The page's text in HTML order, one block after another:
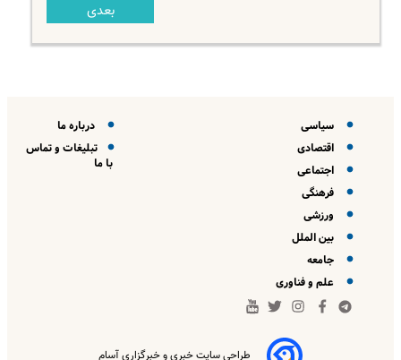
بعدی
سیاسی
اقتصادی
اجتماعی
فرهنگی
ورزشی
بین الملل
جامعه
علم و فناوری
درباره ما
تبلیغات و تماس
با ما
طراحی سایت خبری و خبرگزاری آسام